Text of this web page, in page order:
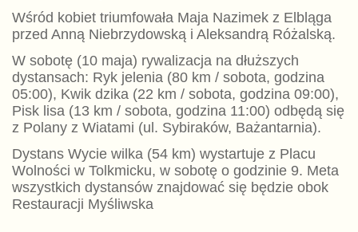
Wśród kobiet triumfowała Maja Nazimek z Elbląga
przed Anną Niebrzydowską i Aleksandrą Różalską.
W sobotę (10 maja) rywalizacja na dłuższych
dystansach: Ryk jelenia (80 km / sobota, godzina
05:00), Kwik dzika (22 km / sobota, godzina 09:00),
Pisk lisa (13 km / sobota, godzina 11:00) odbędą się
z Polany z Wiatami (ul. Sybiraków, Bażantarnia).
Dystans Wycie wilka (54 km) wystartuje z Placu
Wolności w Tolkmicku, w sobotę o godzinie 9. Meta
wszystkich dystansów znajdować się będzie obok
Restauracji Myśliwska